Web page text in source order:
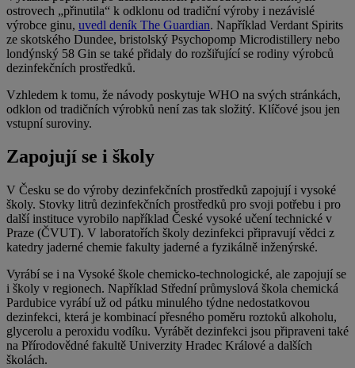
ostrovech „přinutila“ k odklonu od tradiční výroby i nezávislé
výrobce ginu, uvedl deník The Guardian. Například Verdant Spirits
ze skotského Dundee, bristolský Psychopomp Microdistillery nebo
londýnský 58 Gin se také přidaly do rozšiřující se rodiny výrobců
dezinfekčních prostředků.
Vzhledem k tomu, že návody poskytuje WHO na svých stránkách,
odklon od tradičních výrobků není zas tak složitý. Klíčové jsou jen
vstupní suroviny.
Zapojují se i školy
V Česku se do výroby dezinfekčních prostředků zapojují i vysoké
školy. Stovky litrů dezinfekčních prostředků pro svoji potřebu i pro
další instituce vyrobilo například České vysoké učení technické v
Praze (ČVUT). V laboratořích školy dezinfekci připravují vědci z
katedry jaderné chemie fakulty jaderné a fyzikálně inženýrské.
Vyrábí se i na Vysoké škole chemicko-technologické, ale zapojují se
i školy v regionech. Například Střední průmyslová škola chemická
Pardubice vyrábí už od pátku minulého týdne nedostatkovou
dezinfekci, která je kombinací přesného poměru roztoků alkoholu,
glycerolu a peroxidu vodíku. Vyrábět dezinfekci jsou připraveni také
na Přírodovědné fakultě Univerzity Hradec Králové a dalších
školách.